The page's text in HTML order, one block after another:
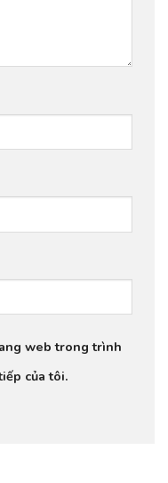
web trong trình
của tôi.